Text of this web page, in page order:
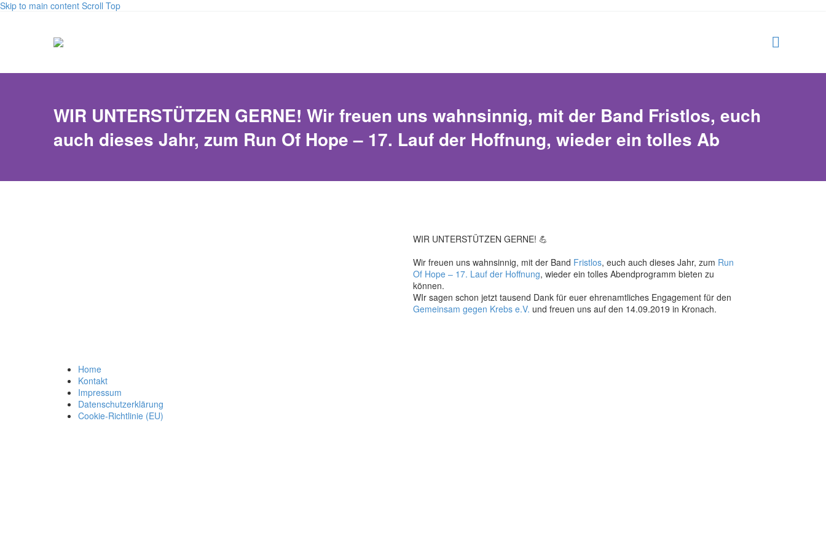
Skip to main content Scroll Top
WIR UNTERSTÜTZEN GERNE! Wir freuen uns wahnsinnig, mit der Band Fristlos, euch
auch dieses Jahr, zum Run Of Hope – 17. Lauf der Hoffnung, wieder ein tolles Ab
WIR UNTERSTÜTZEN GERNE! 💪
Wir freuen uns wahnsinnig, mit der Band Fristlos, euch auch dieses Jahr, zum Run
Of Hope – 17. Lauf der Hoffnung, wieder ein tolles Abendprogramm bieten zu
können.
WIr sagen schon jetzt tausend Dank für euer ehrenamtliches Engagement für den
Gemeinsam gegen Krebs e.V. und freuen uns auf den 14.09.2019 in Kronach.
Home
Kontakt
Impressum
Datenschutzerklärung
Cookie-Richtlinie (EU)